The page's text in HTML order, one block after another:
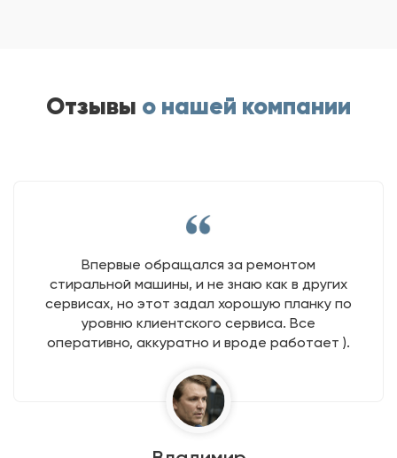
Отзывы о нашей компании
Впервые обращался за ремонтом
стиральной машины, и не знаю как в других
сервисах, но этот задал хорошую планку по
уровню клиентского сервиса. Все
оперативно, аккуратно и вроде работает ).